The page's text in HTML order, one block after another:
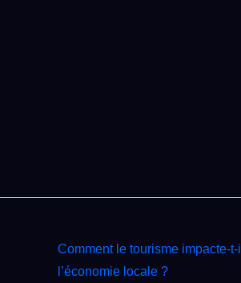
Comment le tourisme impacte‑t‑il
l’économie locale ?